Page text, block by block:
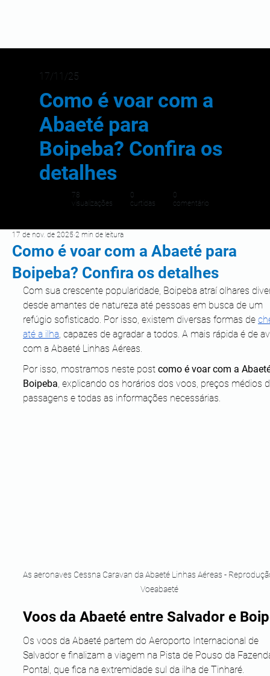
78
visualizações
0
curtidas
0
comentário
Como é voar com a
Abaeté para
Boipeba? Confira os
detalhes
17/11/25
Como é voar com a Abaeté para
Boipeba? Confira os detalhes
17 de nov. de 2025 2 min de leitura
Com sua crescente popularidade, Boipeba atraí olhares
desde amantes de natureza até pessoas em busca de um
refúgio sofisticado. Por isso, existem diversas formas de
até a ilha, capazes de agradar a todos. A mais rápida é de
com a Abaeté Linhas Aéreas.
Por isso, mostramos neste post como é voar com a
Boipeba, explicando os horários dos voos, preços médios
passagens e todas as informações necessárias.
As aeronaves Cessna Caravan da Abaeté Linhas Aéreas -
Voeabaeté
Voos da Abaeté entre Salvador e
Os voos da Abaeté partem do Aeroporto Internacional de
Salvador e finalizam a viagem na Pista de Pouso da
Pontal, que fica na extremidade sul da ilha de Tinharé.